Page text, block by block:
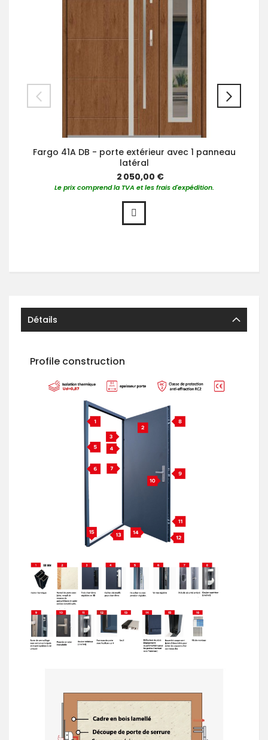
Fargo 41A DB - porte extérieur avec 1 panneau
latéral
2 050,00 €
Le prix comprend la TVA et les frais d'expédition.
Détails